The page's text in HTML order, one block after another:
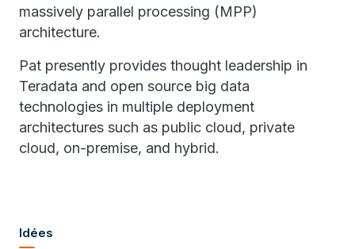
massively parallel processing (MPP)
architecture.
Pat presently provides thought leadership in
Teradata and open source big data
technologies in multiple deployment
architectures such as public cloud, private
cloud, on-premise, and hybrid.
Idées